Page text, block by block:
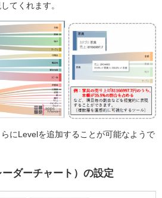
てくれます。
にLevelを追加することが可能なようで
ダーチャート）の設定